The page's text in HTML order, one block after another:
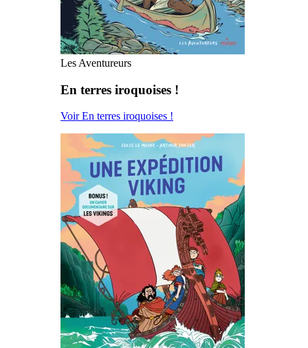
Les Aventureurs
En terres iroquoises !
Voir En terres iroquoises !